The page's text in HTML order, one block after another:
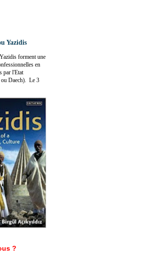
Yazidis
forment une
en
par l'Etat
Daech). Le 3
?